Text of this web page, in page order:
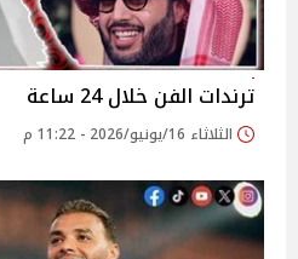
ترندات الفن خلال 24 ساعة
الثلاثاء 16/يونيو/2026 - 11:22 م